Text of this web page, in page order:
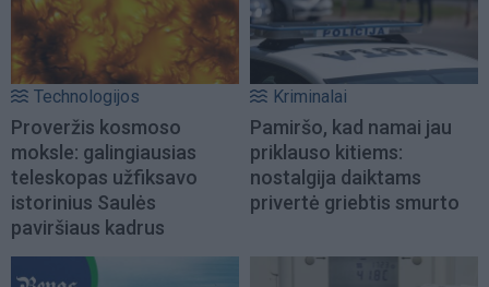
Technologijos
Proveržis kosmoso
moksle: galingiausias
teleskopas užfiksavo
istorinius Saulės
paviršiaus kadrus
Kriminalai
Pamiršo, kad namai jau
priklauso kitiems:
nostalgija daiktams
privertė griebtis smurto